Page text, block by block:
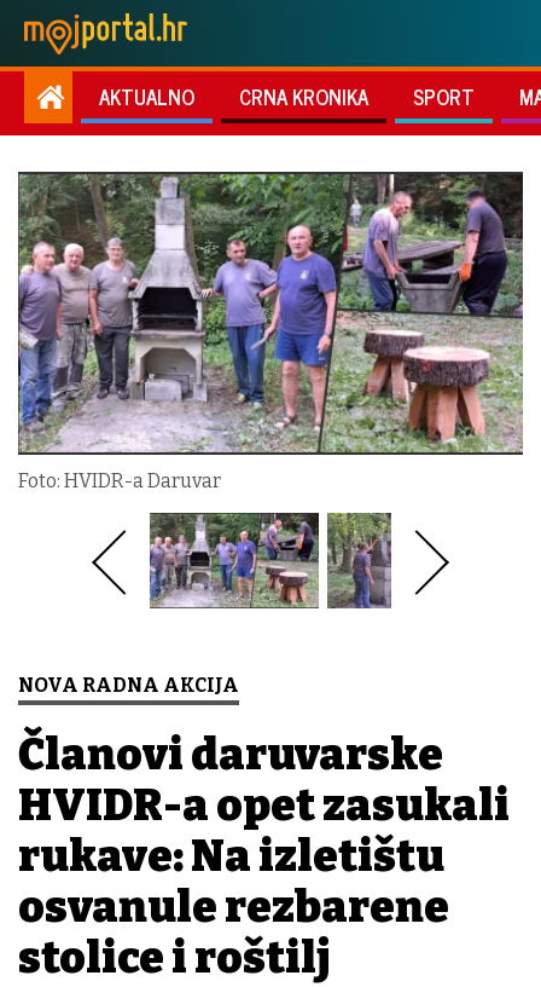
AKTUALNO CRNA KRONIKA SPORT
Foto: HVIDR-a Daruvar
NOVA RADNA AKCIJA
Članovi daruvarske
HVIDR-a opet zasukali
rukave: Na izletištu
osvanule rezbarene
stolice i roštilj